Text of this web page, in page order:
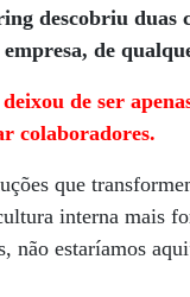
descobriu duas
de
de ser
colaboradores.
que
interna mais
não estaríamos